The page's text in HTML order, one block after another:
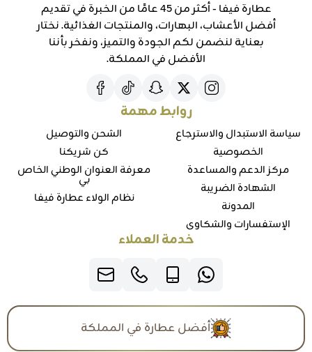
عطارة فيفا - أكثر من 45 عامًا من الخبرة في تقديم
أفضل الأعشاب، البهارات، والمنتجات الغذائية. نختار
بعناية لنضمن لكم الجودة والتميز، ونفخر بأننا
الأفضل في المملكة.
روابط مهمة
سياسة الاستبدال والاسترجاع
الخصوصية
مركز الدعم والمساعدة
الشهادة الضريبة
المدونة
الإستفسارات والشكاوي
الشحن والتوصيل
كن شريكنا
معرفة العنوان الوطني الخاص
بي
نظام الولاء عطارة فيفا
خدمة العملاء
أفضل عطارة في المملكة